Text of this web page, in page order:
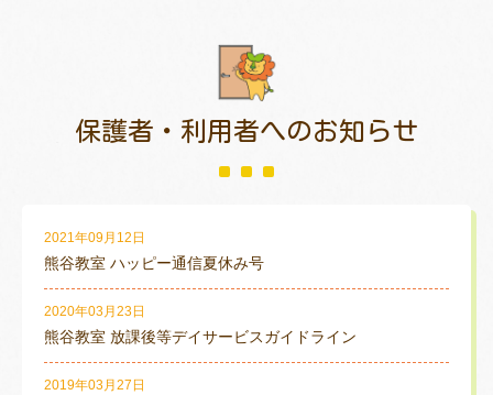
保護者・利用者へのお知らせ
2021年09月12日
熊谷教室 ハッピー通信夏休み号
2020年03月23日
熊谷教室 放課後等デイサービスガイドライン
2019年03月27日